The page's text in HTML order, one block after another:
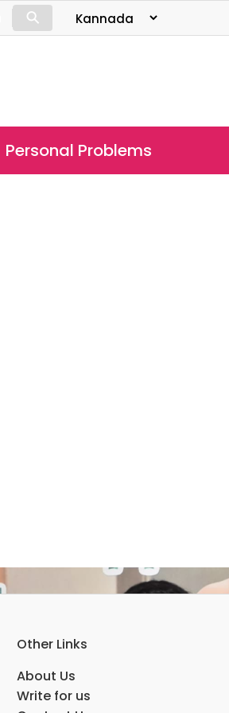
⚲
Personal Problems
Other Links
About Us
Write for us